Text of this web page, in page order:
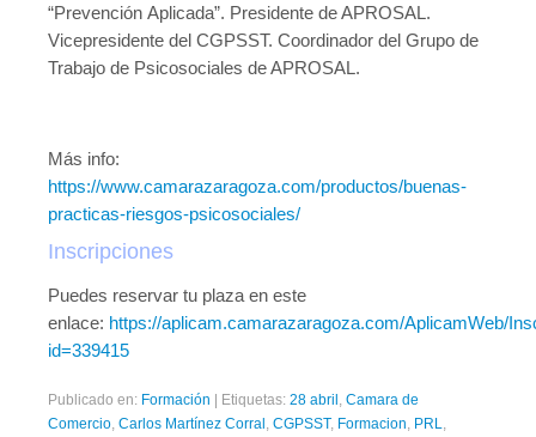
“Prevención Aplicada”. Presidente de APROSAL.
Vicepresidente del CGPSST. Coordinador del Grupo de
Trabajo de Psicosociales de APROSAL.
Más info:
https://www.camarazaragoza.com/productos/buenas-
practicas-riesgos-psicosociales/
Inscripciones
Puedes reservar tu plaza en este
enlace: https://aplicam.camarazaragoza.com/AplicamWeb/
id=339415
Publicado en: Formación | Etiquetas: 28 abril Camara de
Comercio Carlos Martínez Corral CGPSST, Formacion PRL